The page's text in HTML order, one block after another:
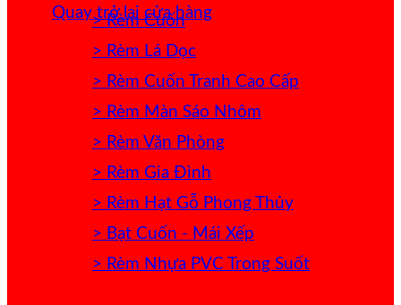
Quay trở lại cửa hàng
> Rèm Cuốn
> Rèm Lá Dọc
> Rèm Cuốn Tranh Cao Cấp
> Rèm Màn Sáo Nhôm
> Rèm Văn Phòng
> Rèm Gia Đình
> Rèm Hạt Gỗ Phong Thủy
> Bạt Cuốn - Mái Xếp
> Rèm Nhựa PVC Trong Suốt